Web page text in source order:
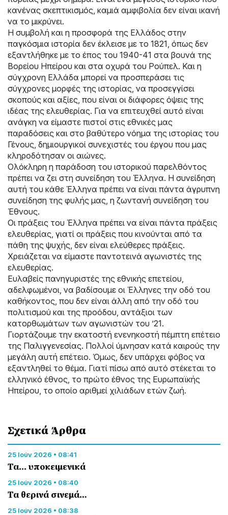
κανένας σκεπτικισμός, καμιά αμφιβολία δεν είναι ικανή
να το μικρύνει.
Η συμβολή και η προσφορά της Ελλάδος στην
παγκόσμια ιστορία δεν έκλεισε με το 1821, όπως δεν
εξαντλήθηκε με το έπος του 1940-41 στα βουνά της
Βορείου Ηπείρου και στα οχυρά του Ρούπελ. Και η
σύγχρονη Ελλάδα μπορεί να προσπεράσει τις
σύγχρονες μορφές της ιστορίας, να προσεγγίσει
σκοπούς και αξίες, που είναι οι διάφορες όψεις της
ιδέας της ελευθερίας. Για να επιτευχθεί αυτό είναι
ανάγκη να είμαστε πιστοί στις εθνικές μας
παραδόσεις και στο βαθύτερο νόημα της ιστορίας του
Γένους, δημιουργικοί συνεχιστές του έργου που μας
κληροδότησαν οι αιώνες.
Oλόκληρη η παράδοση του ιστορικού παρελθόντος
πρέπει να ζει στη συνείδηση του Έλληνα. Η συνείδηση
αυτή του κάθε Έλληνα πρέπει να είναι πάντα άγρυπνη
συνείδηση της φυλής μας, η ζωντανή συνείδηση του
Έθνους.
Οι πράξεις του Έλληνα πρέπει να είναι πάντα πράξεις
ελευθερίας, γιατί οι πράξεις που κινούνται από τα
πάθη της ψυχής, δεν είναι ελεύθερες πράξεις.
Χρειάζεται να είμαστε παντοτεινά αγωνιστές της
ελευθερίας.
Ευλαβείς πανηγυριστές της εθνικής επετείου,
αδελφωμένοι, να βαδίσουμε οι Έλληνες την οδό του
καθήκοντος, που δεν είναι άλλη από την οδό του
πολιτισμού και της προόδου, αντάξιοι των
κατορθωμάτων των αγωνιστών του ’21.
Γιορτάζουμε την εκατοστή ενενηκοστή πέμπτη επέτειο
της Παλιγγενεσίας. Πολλοί ύμνησαν κατά καιρούς την
μεγάλη αυτή επέτειο. Όμως, δεν υπάρχει φόβος να
εξαντληθεί το θέμα. Γιατί πίσω από αυτό στέκεται το
ελληνικό έθνος, το πρώτο έθνος της Ευρωπαϊκής
Ηπείρου, το οποίο αριθμεί χιλιάδων ετών ζωή.
Σχετικά Άρθρα
25 Ιούν 2026 • 08:41
Τα... υποκειμενικά
25 Ιούν 2026 • 08:40
Τα θερινά σινεμά…
25 Ιούν 2026 • 08:38